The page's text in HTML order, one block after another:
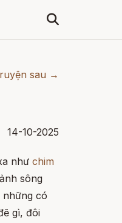
sau →
14-10-2025
như chim
sông
những có
gì, đôi